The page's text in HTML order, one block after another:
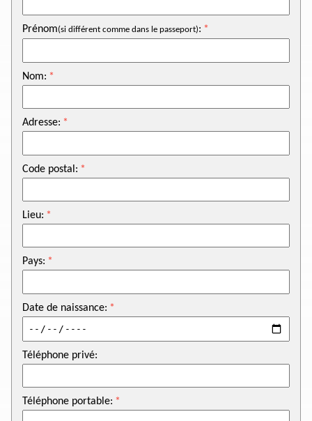
Prénom(si différent comme dans le passeport):
Nom:
Adresse:
Code postal:
Lieu:
Pays:
Date de naissance:
Téléphone privé:
Téléphone portable: